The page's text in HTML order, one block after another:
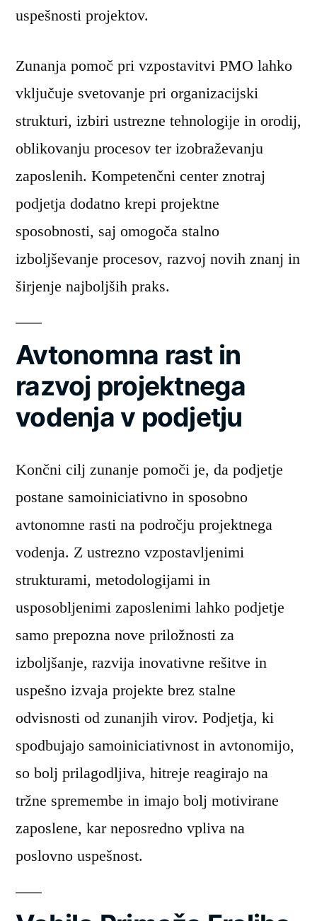
uspešnosti projektov.
Zunanja pomoč pri vzpostavitvi PMO lahko
vključuje svetovanje pri organizacijski
strukturi, izbiri ustrezne tehnologije in orodij,
oblikovanju procesov ter izobraževanju
zaposlenih. Kompetenčni center znotraj
podjetja dodatno krepi projektne
sposobnosti, saj omogoča stalno
izboljševanje procesov, razvoj novih znanj in
širjenje najboljših praks.
Avtonomna rast in
razvoj projektnega
vodenja v podjetju
Končni cilj zunanje pomoči je, da podjetje
postane samoiniciativno in sposobno
avtonomne rasti na področju projektnega
vodenja. Z ustrezno vzpostavljenimi
strukturami, metodologijami in
usposobljenimi zaposlenimi lahko podjetje
samo prepozna nove priložnosti za
izboljšanje, razvija inovativne rešitve in
uspešno izvaja projekte brez stalne
odvisnosti od zunanjih virov. Podjetja, ki
spodbujajo samoiniciativnost in avtonomijo,
so bolj prilagodljiva, hitreje reagirajo na
tržne spremembe in imajo bolj motivirane
zaposlene, kar neposredno vpliva na
poslovno uspešnost.